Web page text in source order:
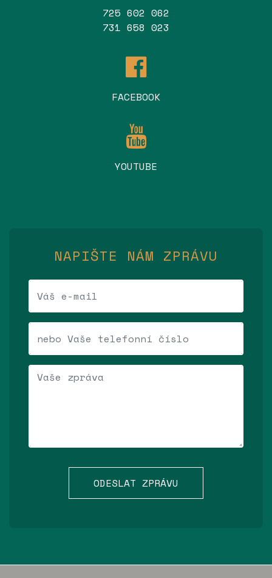
725 602 062
731 658 023
FACEBOOK
YOUTUBE
NAPIŠTE NÁM ZPRÁVU
Váš e-mail
Telefonní číslo
Vaše zpráva
ODESLAT ZPRÁVU